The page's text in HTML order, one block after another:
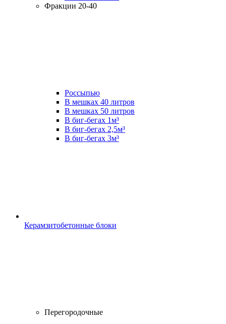
Фракции 20-40
Россыпью
В мешках 40 литров
В мешках 50 литров
В биг-бегах 1м³
В биг-бегах 2,5м³
В биг-бегах 3м³
Керамзитобетонные блоки
Перегородочные